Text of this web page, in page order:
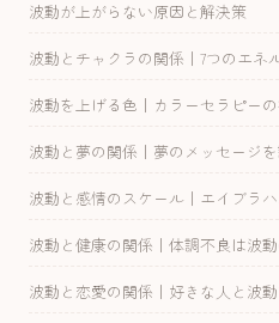
波動が上がらない原因と解決策
波動とチャクラの関係｜7つのエネ
波動を上げる色｜カラーセラピー
波動と夢の関係｜夢のメッセージ
波動と感情のスケール｜エイブラ
波動と健康の関係｜体調不良は波
波動と恋愛の関係｜好きな人と波